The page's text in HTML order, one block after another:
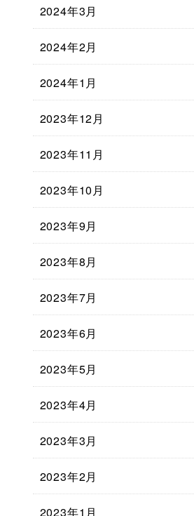
2024年3月
2024年2月
2024年1月
2023年12月
2023年11月
2023年10月
2023年9月
2023年8月
2023年7月
2023年6月
2023年5月
2023年4月
2023年3月
2023年2月
2023年1月